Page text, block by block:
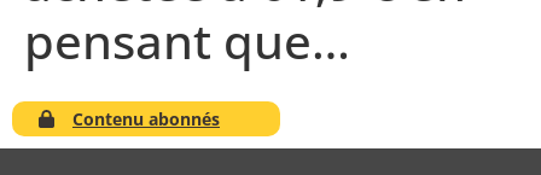
pensant que…
Contenu abonnés